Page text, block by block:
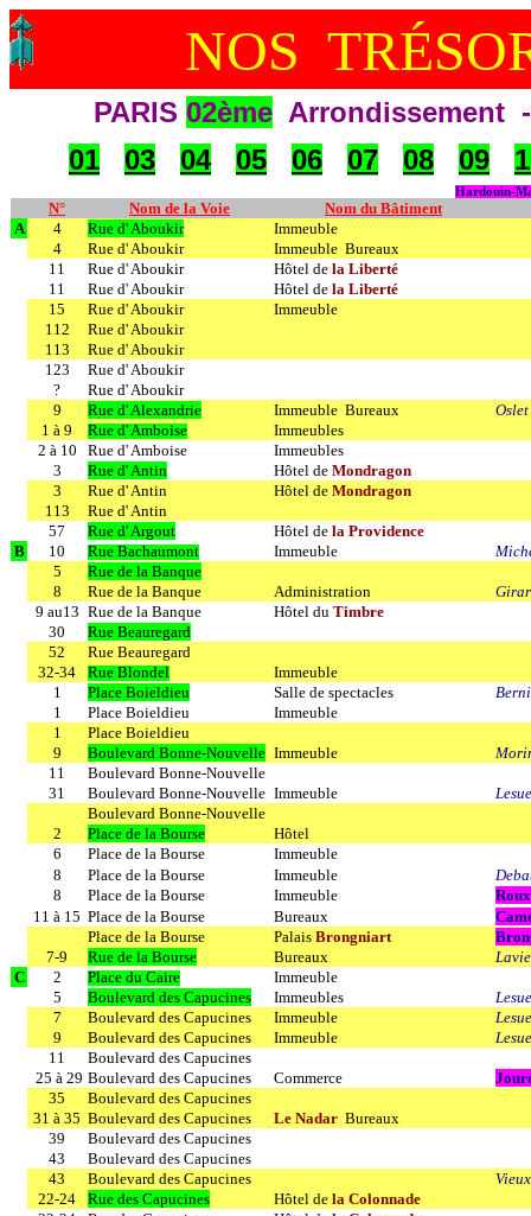
NOS
PARIS 02ème Arrondissement
01
03 04 05 06 07 08 09
Hardouin-
N° Nom de la Voie
Nom du Bâtiment
A
4 Rue d' Aboukir
Immeuble
4
Rue d' Aboukir
Immeuble Bureaux
11
Rue d' Aboukir Hôtel de la Liberté
11
Rue d' Aboukir Hôtel de la Liberté
15
Rue d' Aboukir
Immeuble
112
Rue d' Aboukir
113
Rue d' Aboukir
123
Rue d' Aboukir
?
Rue d' Aboukir
9
Rue d' Alexandrie Immeuble Bureaux
1 à 9
Rue d' Amboise
Immeubles
2 à 10
Rue d' Amboise
Immeubles
3
Rue d' Antin Hôtel de Mondragon
3
Rue d' Antin Hôtel de Mondragon
113
Rue d' Antin
57
Rue d' Argout Hôtel de la Providence
B
10 Rue Bachaumont Immeuble
5
Rue de la Banque
8
Rue de la Banque Administration
9 au13 Rue de la Banque Hôtel du Timbre
30
Rue Beauregard
52
Rue Beauregard
32-34
Rue Blondel
Immeuble
1
Place Boieldieu Salle de spectacles
1
Place Boieldieu
Immeuble
1
Place Boieldieu
9
Boulevard Bonne-Nouvelle Immeuble
11
Boulevard Bonne-Nouvelle
31
Boulevard Bonne-Nouvelle Immeuble
Boulevard Bonne-Nouvelle
2
Place de la Bourse
Hôtel
6
Place de la Bourse
Immeuble
8
Place de la Bourse Immeuble
8
Place de la Bourse Immeuble
11 à 15 Place de la Bourse Bureaux
Place de la Bourse
Palais Brongniart
7-9
Rue de la Bourse Bureaux
C
2 Place du Caire
Immeuble
5
Boulevard des Capucines Immeubles
7
Boulevard des Capucines Immeuble
9
Boulevard des Capucines Immeuble
11
Boulevard des Capucines
25 à 29 Boulevard des Capucines Commerce
35
Boulevard des Capucines
31 à 35 Boulevard des Capucines Le Nadar Bureaux
39
Boulevard des Capucines
43
Boulevard des Capucines
43
Boulevard des Capucines
22-24
Rue des Capucines Hôtel de la Colonnade